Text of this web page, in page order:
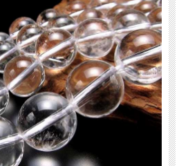
、歪な部分やクラックなどがある場合があり
ります。また出来る限り自然な色みになるよ
いのディスプレイ環境によって表示される色
承下さい。
っておりますので、歪な珠が含まれているこ
ど仕様の異なる珠が混ざっていることがあ